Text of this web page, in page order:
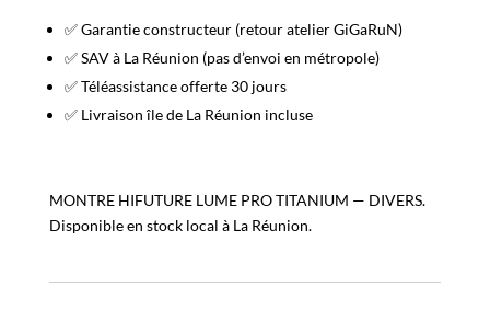
✅ Garantie constructeur (retour atelier GiGaRuN)
✅ SAV à La Réunion (pas d’envoi en métropole)
✅ Téléassistance offerte 30 jours
✅ Livraison île de La Réunion incluse
MONTRE HIFUTURE LUME PRO TITANIUM — DIVERS.
Disponible en stock local à La Réunion.